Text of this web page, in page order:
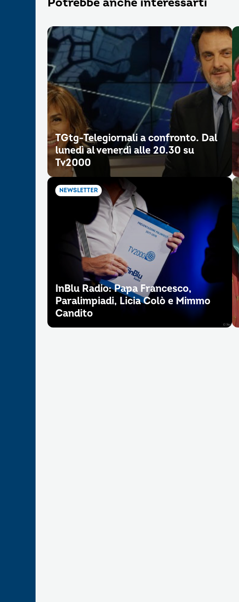
TGtg-Telegiornali a confronto. Dal
lunedì al venerdì alle 20.30 su
Tv2000
NEWSLETTER
InBlu Radio: Papa Francesco,
Paralimpiadi, Licia Colò e Mimmo
Candito